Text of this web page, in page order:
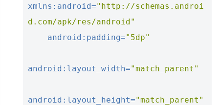
xmlns:android="http://schemas.androi
d.com/apk/res/android"
android:padding="5dp"
android:layout_width="match_parent"
android:layout_height="match_parent"